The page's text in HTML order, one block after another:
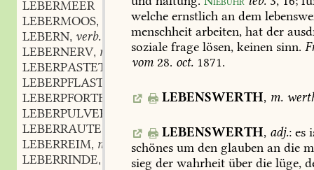
LEBERMEER
LEBERMOOS,
LEBERN, verb.
LEBERNERV, m.
LEBERPASTETE
LEBERPFLASTER
LEBERPFORTE
LEBERPULVER
LEBERRAUTE
LEBERREIM, m.
LEBERRINDE,
welche ernstlich an dem
menschheit arbeiten, hat der
soziale frage lösen, keinen sinn.
vom 28. oct. 1871.
LEBENSWERTH, m.
LEBENSWERTH, adj.:es
schönes um den glauben an die
sieg der wahrheit über die lüge,